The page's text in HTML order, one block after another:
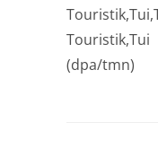
Touristik,Tui
(dpa/tmn)